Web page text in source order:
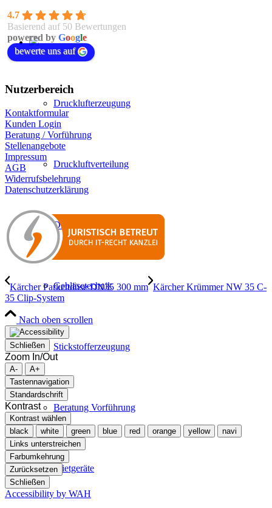
Drucklufterzeugung
Druckluftverteilung
Druckluftaufbereitung
Gebläsetechnik
Stickstofferzeugung
Beratung Vorführung
Mietgeräte
4.7
Basierend auf 50 Bewertungen
powered by Google
bewerte uns auf
Nutzerbereich
Kontaktformular
Kunden Login
Beratung / Vorführung
Stellenangebote
Impressum
AGB
Widerrufsbelehrung
Datenschutzerklärung
Kärcher Parkettdüse DN35 300 mm Kärcher Krümmer NW 35 C-
35 Clip-System
Nach oben scrollen
Schließen
Zoom In/Out
A-
A+
Tastennavigation
Standardschrift
Kontrast
Kontrast wählen
black
white green blue red orange yellow
navi
Links unterstreichen
Farbumkehrung
Zurücksetzen
Schließen
Accessibility by WAH